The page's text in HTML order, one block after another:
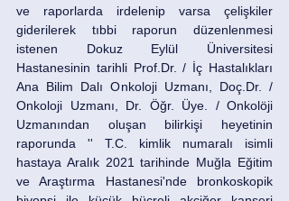
ve raporlarda irdelenip varsa çelişkiler
giderilerek tıbbi raporun düzenlenmesi
istenen Dokuz Eylül Üniversitesi
Hastanesinin tarihli Prof.Dr. / İç Hastalıkları
Ana Bilim Dalı Onkoloji Uzmanı, Doç.Dr. /
Onkoloji Uzmanı, Dr. Öğr. Üye. / Onkolöji
Uzmanından oluşan bilirkişi heyetinin
raporunda '' T.C. kimlik numaralı isimli
hastaya Aralık 2021 tarihinde Muğla Eğitim
ve Araştırma Hastanesi'nde bronkoskopik